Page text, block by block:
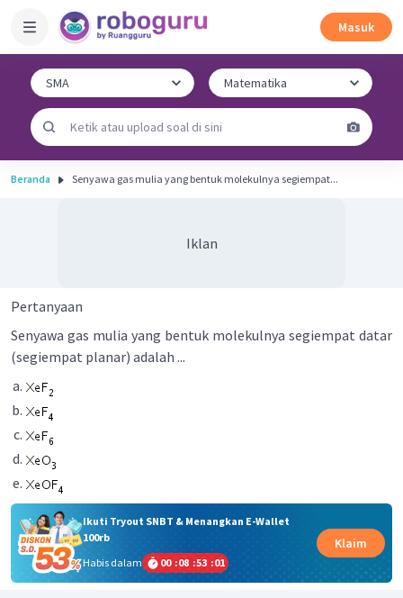
Masuk
Beranda Senyawa gas mulia yang bentuk molekulnya segiempat...
Iklan
Pertanyaan
Senyawa gas mulia yang bentuk molekulnya segiempat datar
(segiempat planar) adalah ...
Ikuti Tryout SNBT & Menangkan E-Wallet
100rb
Habis dalam
00 :08 :53 :01
Klaim